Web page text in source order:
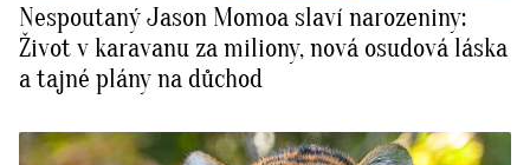
Nespoutaný Jason Momoa slaví narozeniny:
Život v karavanu za miliony, nová osudová láska
a tajné plány na důchod